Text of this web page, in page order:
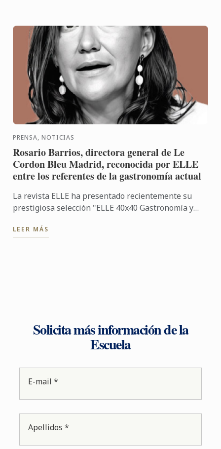
PRENSA, NOTICIAS
Rosario Barrios, directora general de Le
Cordon Bleu Madrid, reconocida por ELLE
entre los referentes de la gastronomía actual
La revista ELLE ha presentado recientemente su
prestigiosa selección "ELLE 40x40 Gastronomía y
con Renault, ...
LEER MÁS
Solicita más información de la
Escuela
E-mail *
Apellidos *